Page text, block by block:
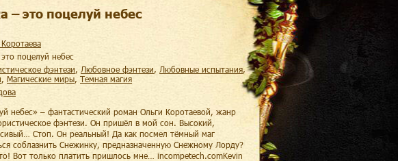
– это поцелуй небес
поцелуй небес
фэнтези, любовное фэнтези, любовные испытания,
, магические миры,
темная магия
небес» – фантастический роман Ольги Коротаевой, жанр
фэнтези. Он пришёл в мой сон. Высокий,
Стоп. Он реальный! Да как посмел тёмный маг
соблазнить Снежинку, предназначенную Снежному Лорду?
Вот только платить пришлось мне… incompetech.comKevin